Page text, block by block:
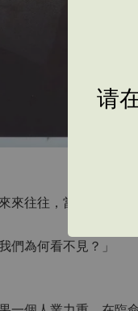
请
來往往，當然這包括
們為何看不見？」